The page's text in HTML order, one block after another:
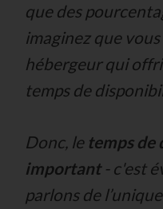
que des
imaginez que
hébergeur qui
temps de
Donc, le temps
important- c'est
parlons de